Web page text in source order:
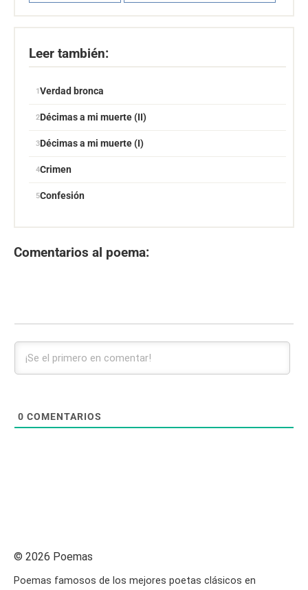
Leer también:
Verdad bronca
Décimas a mi muerte (II)
Décimas a mi muerte (I)
Crimen
Confesión
Comentarios al poema:
0 COMENTARIOS
© 2026 Poemas
Poemas famosos de los mejores poetas clásicos en